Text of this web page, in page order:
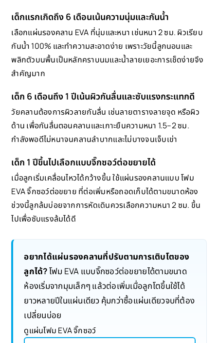
เด็กแรกเกิดถึง 6 เดือนเน้นความนุ่มและกันน้ำ
เลือกแผ่นรองคลาน EVA ที่นุ่มและหนา เช่นหนา 2 ซม. ผิวเรียบ
กันน้ำ 100% และทำความสะอาดง่าย เพราะวัยนี้ลูกนอนและ
พลิกตัวบนพื้นเป็นหลักคราบนมและน้ำลายเยอะการเช็ดง่ายจึง
สำคัญมาก
เด็ก 6 เดือนถึง 1 ปีเน้นผิวกันลื่นและซับแรงกระแทกดี
วัยคลานต้องการผิวลายกันลื่น เช่นลายตารางลายจุด หรือผิว
ด้าน เพื่อกันลื่นตอนคลานและเกาะยืนความหนา 1.5–2 ซม.
กำลังพอดีไม่หนาจนคลานลำบากและไม่บางจนเจ็บเข่า
เด็ก 1 ปีขึ้นไปเลือกแบบจิ๊กซอว์ต่อขยายได้
เมื่อลูกเริ่มเคลื่อนไหวได้กว้างขึ้น ใช้แผ่นรองคลานแบบ โฟม
EVA จิ๊กซอว์ต่อขยาย ที่ต่อเพิ่มหรือถอดเก็บได้ตามขนาดห้อง
ช่วงนี้ลูกล้มบ่อยจากการหัดเดินควรเลือกความหนา 2 ซม. ขึ้น
ไปเพื่อซับแรงล้มได้ดี
อยากได้แผ่นรองคลานที่ปรับตามการเติบโตของ
ลูกได้?โฟม EVA แบบจิ๊กซอว์ต่อขยายได้ตามขนาด
ห้องเริ่มจากมุมเล็กๆ แล้วต่อเพิ่มเมื่อลูกโตขึ้นใช้ได้
ยาวหลายปีในแผ่นเดียว คุ้มกว่าซื้อแผ่นเดียวจบที่ต้อง
เปลี่ยนบ่อย
ดูแผ่นโฟม EVA จิ๊กซอว์